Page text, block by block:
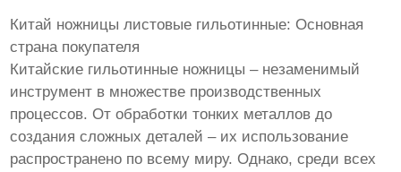
Китай ножницы листовые гильотинные: Основная
страна покупателя
Китайские гильотинные ножницы – незаменимый
инструмент в множестве производственных
процессов. От обработки тонких металлов до
создания сложных деталей – их использование
распространено по всему миру. Однако, среди всех